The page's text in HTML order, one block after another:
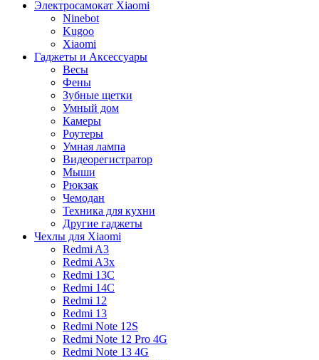
Электросамокат Xiaomi
Ninebot
Kugoo
Xiaomi
Гаджеты и Аксессуары
Весы
Фены
Зубные щетки
Умный дом
Камеры
Роутеры
Умная лампа
Видеорегистратор
Мыши
Рюкзак
Чемодан
Техника для кухни
Другие гаджеты
Чехлы для Xiaomi
Redmi A3
Redmi A3x
Redmi 13C
Redmi 14C
Redmi 12
Redmi 13
Redmi Note 12S
Redmi Note 12 Pro 4G
Redmi Note 13 4G